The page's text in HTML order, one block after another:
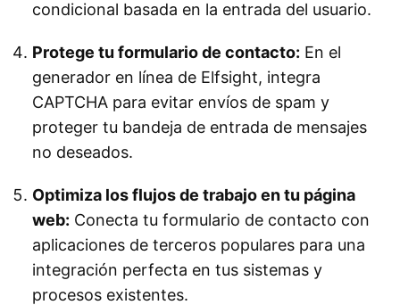
condicional basada en la entrada del usuario.
Protege tu formulario de contacto: En el
generador en línea de Elfsight, integra
CAPTCHA para evitar envíos de spam y
proteger tu bandeja de entrada de mensajes
no deseados.
Optimiza los flujos de trabajo en tu página
web: Conecta tu formulario de contacto con
aplicaciones de terceros populares para una
integración perfecta en tus sistemas y
procesos existentes.